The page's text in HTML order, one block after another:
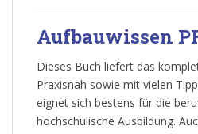
Aufbauwissen
Dieses Buch liefert das
Praxisnah sowie mit vielen
eignet sich bestens für die
hochschulische Ausbildung.